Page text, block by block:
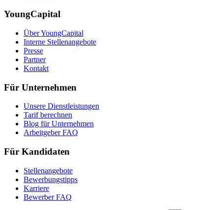
YoungCapital
Über YoungCapital
Interne Stellenangebote
Presse
Partner
Kontakt
Für Unternehmen
Unsere Dienstleistungen
Tarif berechnen
Blog für Unternehmen
Arbeitgeber FAQ
Für Kandidaten
Stellenangebote
Bewerbungstipps
Karriere
Bewerber FAQ